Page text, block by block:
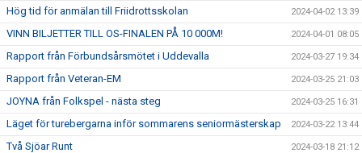
Hög tid för anmälan till Friidrottsskolan 2024-04-02 13:39
VINN BILJETTER TILL OS-FINALEN PÅ 10 000M! 2024-04-01 08:05
Rapport från Förbundsårsmötet i Uddevalla 2024-03-27 19:34
Rapport från Veteran-EM 2024-03-25 21:03
JOYNA från Folkspel - nästa steg 2024-03-25 16:31
Läget för turebergarna inför sommarens seniormästerskap 2024-03-22 13:44
Två Sjöar Runt 2024-03-18 21:12